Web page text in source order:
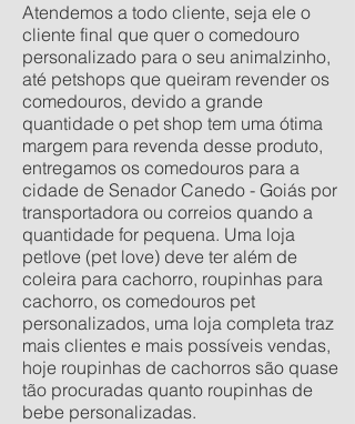
Atendemos a todo cliente, seja ele o
cliente final que quer o comedouro
personalizado para o seu animalzinho,
até petshops que queiram revender os
comedouros, devido a grande
quantidade o pet shop tem uma ótima
margem para revenda desse produto,
entregamos os comedouros para a
cidade de Senador Canedo - Goiás por
transportadora ou correios quando a
quantidade for pequena. Uma loja
petlove (pet love) deve ter além de
coleira para cachorro, roupinhas para
cachorro, os comedouros pet
personalizados, uma loja completa traz
mais clientes e mais possíveis vendas,
hoje roupinhas de cachorros são quase
tão procuradas quanto roupinhas de
bebe personalizadas.